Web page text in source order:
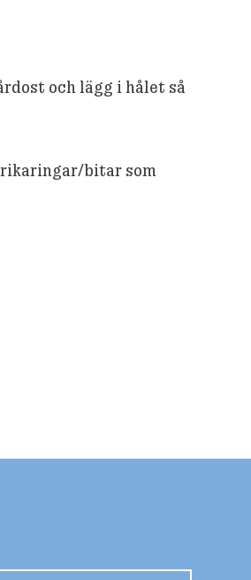
och lägg i hålet så
bitar som